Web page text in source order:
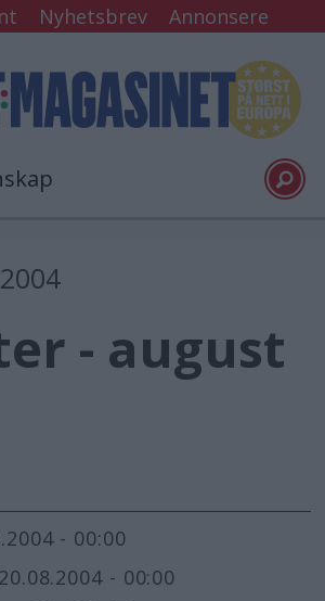
Nyhetsbrev Annonsere
- august
- 00:00
20.08.2004 - 00:00